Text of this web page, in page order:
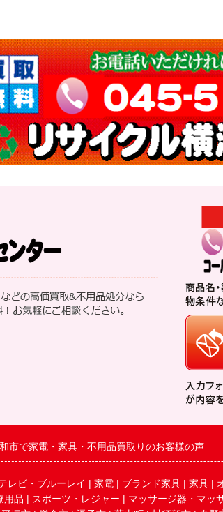
市で家電・家具・不用品買取りのお客様の声
レビ・ブルーレイ | 家電 | ブランド家具 | 家具 |
用品 | スポーツ・レジャー | マッサージ器・マッ